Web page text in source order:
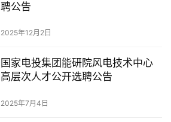
聘公告
2025年12月2日
国家电投集团能研院风电技术中心
高层次人才公开选聘公告
2025年7月4日